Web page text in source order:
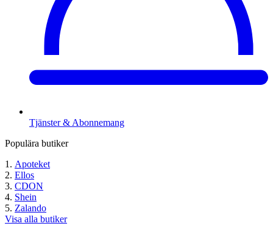
Tjänster & Abonnemang
Populära butiker
Apoteket
Ellos
CDON
Shein
Zalando
Visa alla butiker